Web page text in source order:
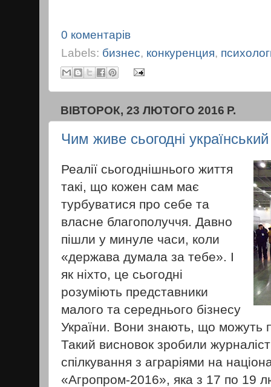
0 коментарів
Labels: бизнес, конкуренция,
ВІВТОРОК, 23 ЛЮТОГО 2016 Р.
Чим живе сьогодні
Реалії сьогоднішнього життя
такі, що кожен сам має
турбуватися про себе та
власне благополуччя. Давно
пішли у минуле часи, коли
«держава думала за тебе». І
як ніхто, це сьогодні
розуміють представники
малого та середнього бізнесу
України. Вони знають, що можуть
Такий висновок зробили
спілкування з аграріями на
«Агропром-2016», яка з 17 по 19